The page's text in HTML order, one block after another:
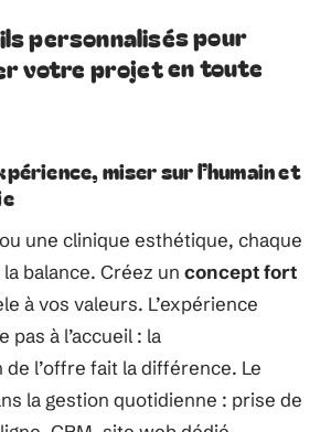
personnalisés pour
votre projet en toute
miser sur l’humain et
une clinique esthétique, chaque
balance. Créez un concept fort
à vos valeurs. L’expérience
pas à l’accueil : la
l’offre fait la différence. Le
la gestion quotidienne : prise de